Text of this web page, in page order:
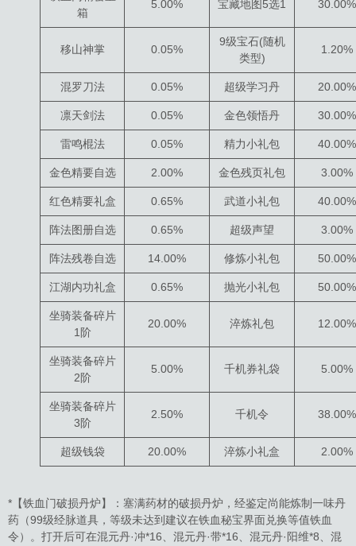
箱
5.00% 宝藏地图5选1 30.00%
移山神掌 0.05%
9级宝石(随机
类型)
1.20%
混罗刀法 0.05% 超级学习丹 20.00%
凛天剑法 0.05% 金色领悟丹 30.00%
雷鸣棍法 0.05% 精力小礼包 40.00%
金色精要自选 2.00% 金色残页礼包 3.00%
红色精要礼盒 0.65% 武道小礼包 40.00%
阵法图册自选 0.65% 超级声望 3.00%
阵法残卷自选 14.00% 修炼小礼包 50.00%
江湖内功礼盒 0.65% 抛光小礼包 50.00%
坐骑装备碎片
1阶
20.00% 淬炼礼包 12.00%
坐骑装备碎片
2阶
5.00% 千机券礼袋 5.00%
坐骑装备碎片
3阶
2.50% 千机令 38.00%
超级钱袋 20.00% 淬炼小礼盒 2.00%
*【铁血门破损丹炉】：塞满药材的破损丹炉，经鉴定尚能炼制一味丹
药（99级经脉道具，等级未达到建议在铁血秘宝界面兑换等值铁血
令）。打开后可在混元丹·冲*16、混元丹·带*16、混元丹·阳维*8、混